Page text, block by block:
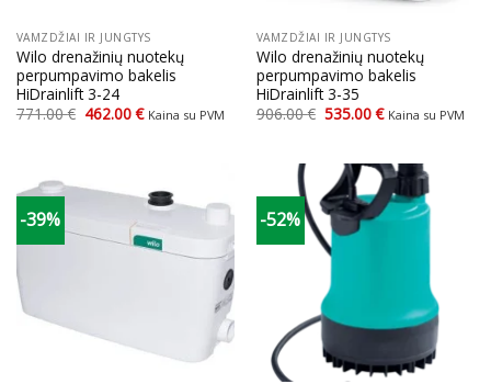
VAMZDŽIAI IR JUNGTYS
Wilo drenažinių nuotekų
perpumpavimo bakelis
HiDrainlift 3-24
771.00€ Original
price
462.00€Current
price
Kaina su PVM
VAMZDŽIAI IR JUNGTYS
Wilo drenažinių nuotekų
perpumpavimo bakelis
HiDrainlift 3-35
906.00€ Original
price
535.00€Current
price
Kaina su PVM
-39% -52%